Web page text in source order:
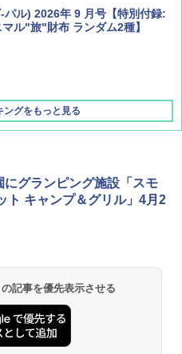
パル) 2026年 9 月号【特別付録:
ル"旅"財布 ランダム2種】
グをもっと見る
き方 チェンマイ タイ北部の魅
～2027 地球の歩き方D アジア
ヨーロッパ
コレクション 山善] ポップアッ
たいに広げて畳める パッとサ
ード キューブ フルクローズ メ
設置 ワンタッチテント キャンプ
(パイクスピーク) 着替えテン
ー テント 【中が透けない】 1
み 防災グッズ 災害用トイレ ビ
ク ポップアップテント 携帯 簡
ンドック)ソロ ドーム 1 EX BDK
ソロキャンプ ポリエステル フ
ト
アル 急速冷凍 空間倍増 衛生的
保冷力長持ち
にグランピング施設「スモ
ト キャンプ＆グリル」4月2
記事を優先表示させる